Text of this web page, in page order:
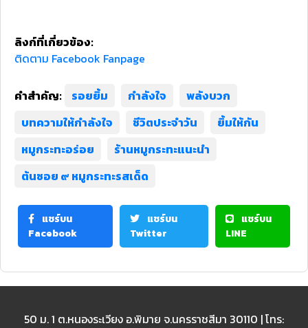
ลิงก์ที่เกี่ยวข้อง:
ติดตาม Facebook Fanpage
คำสำคัญ: รอยยิ้ม กำลังใจ
พลังบวก
บทความให้กำลังใจ
ชีวิตประจำวัน
ยิ้มให้กัน
หมูกระทะอร่อย
ร้านหมูกระทะแนะนำ
ต้นซอย ๙ หมูกระทะรสเด็ด
แชร์บน
Facebook
แชร์บน
Twitter
แชร์บน
LINE
50 ม. 1 ต.หนองระเวียง อ.พิมาย จ.นครราชสีมา 30110 | โทร: